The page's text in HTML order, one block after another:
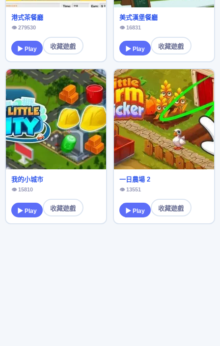
港式茶餐廳
👁 279530
▶ Play 收藏遊戲
美式漢堡餐廳
👁 16831
▶ Play 收藏遊戲
我的小城市
👁 15810
▶ Play 收藏遊戲
一日農場 2
👁 13551
▶ Play 收藏遊戲